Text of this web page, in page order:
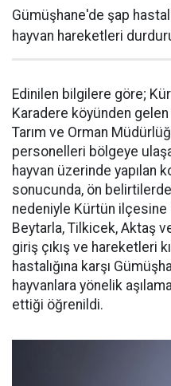
Gümüşhane'de şap
hayvan hareketleri
Edinilen bilgilere göre;
Karadere köyünden gelen
Tarım ve Orman
personelleri bölgeye
hayvan üzerinde yapılan
sonucunda, ön
nedeniyle Kürtün ilçesine
Beytarla, Tilkicek, Aktaş
giriş çıkış ve hareketleri
hastalığına karşı
hayvanlara yönelik
ettiği öğrenildi.